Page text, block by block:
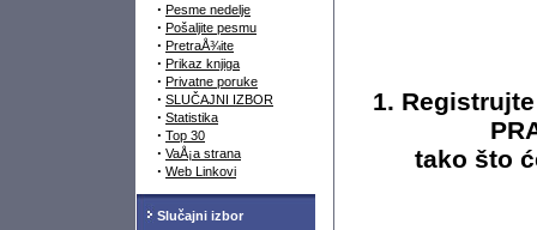
· Pesme nedelje
· Pošaljite pesmu
· PretraÅ¾ite
· Prikaz knjiga
· Privatne poruke
· SLUČAJNI IZBOR
· Statistika
· Top 30
· VaÅ¡a strana
· Web Linkovi
Slučajni izbor
1.
tako što